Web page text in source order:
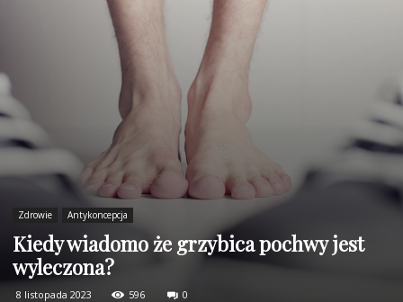
Zdrowie Antykoncepcja
Kiedy wiadomo że grzybica pochwy jest
wyleczona?
8 listopada 2023 596 0